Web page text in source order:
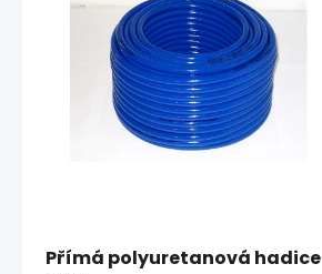
Přímá polyuretanová hadice